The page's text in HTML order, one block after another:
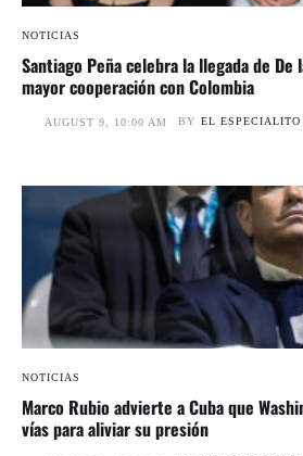
NOTICIAS
Santiago Peña celebra la llegada de
mayor cooperación con Colombia
AUGUST 9, 10:00 AM BY EL ESPECIALITO
NOTICIAS
Marco Rubio advierte a Cuba que
vías para aliviar su presión